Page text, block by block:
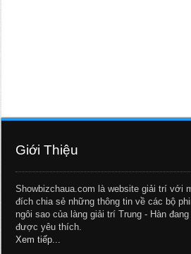
Giới Thiệu
Showbizchaua.com là website giải trí với
đích chia sẻ những thông tin về các bộ
ngôi sao của làng giải trí Trung - Hàn đang
được yêu thích.
Xem tiếp...